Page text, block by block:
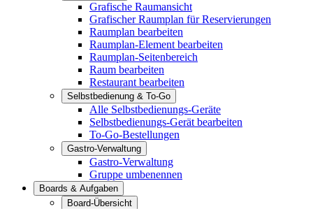
Grafische Raumansicht
Grafischer Raumplan für Reservierungen
Raumplan bearbeiten
Raumplan-Element bearbeiten
Raumplan-Seitenbereich
Raum bearbeiten
Restaurant bearbeiten
Selbstbedienung & To-Go
Alle Selbstbedienungs-Geräte
Selbstbedienungs-Gerät bearbeiten
To-Go-Bestellungen
Gastro-Verwaltung
Gastro-Verwaltung
Gruppe umbenennen
Boards & Aufgaben
Board-Übersicht